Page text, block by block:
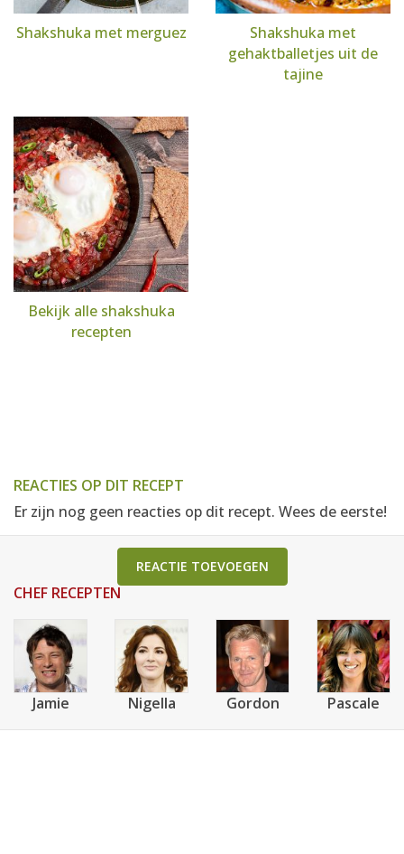
Shakshuka met merguez
Shakshuka met
gehaktballetjes uit de
tajine
Bekijk alle shakshuka
recepten
REACTIES OP DIT RECEPT
Er zijn nog geen reacties op dit recept. Wees de eerste!
REACTIE TOEVOEGEN
CHEF RECEPTEN
Jamie Nigella Gordon Pascale